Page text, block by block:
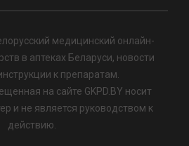
медицинский онлайн-
в аптеках Беларуси, новости
к препаратам.
на сайте GKPD.BY носит
и не является руководством к
действию.